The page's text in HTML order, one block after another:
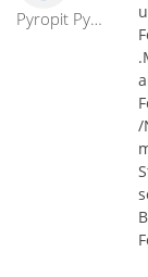
Pyropit Pyroshowmaster
/